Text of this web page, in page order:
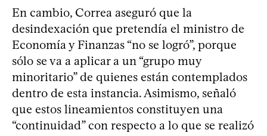
En cambio, Correa aseguró que la
desindexación que pretendía el ministro de
Economía y Finanzas “no se logró”, porque
sólo se va a aplicar a un “grupo muy
minoritario” de quienes están contemplados
dentro de esta instancia. Asimismo, señaló
que estos lineamientos constituyen una
“continuidad” con respecto a lo que se realizó